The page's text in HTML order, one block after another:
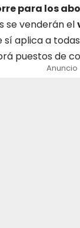
para los
se venderán el
aplica a
puestos de
Anuncio